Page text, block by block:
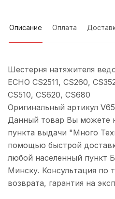
Описание Оплата
Шестерня натяжителя
ECHO CS2511, CS260,
CS510, CS620, CS680
Оригинальный артикул
Данный товар Вы можете
пункта выдачи "Много
помощью быстрой
любой населенный пункт
Минску. Консультация по
возврата, гарантия на